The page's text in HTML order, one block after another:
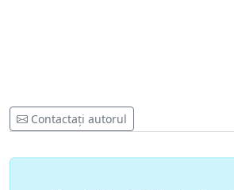
Contactați autorul